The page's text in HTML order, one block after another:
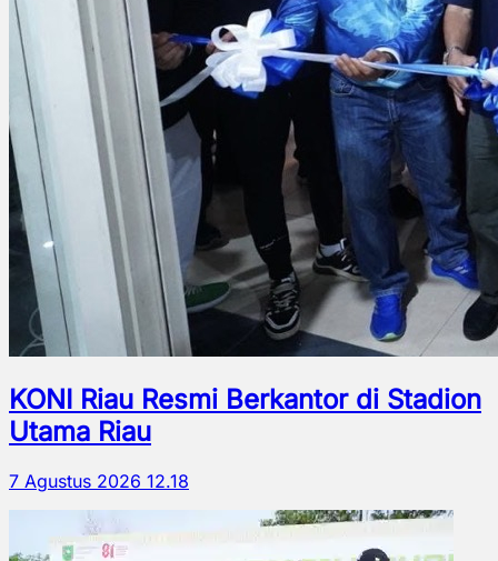
KONI Riau Resmi Berkantor di Stadion
Utama Riau
7 Agustus 2026 12.18